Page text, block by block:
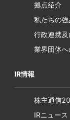
拠点紹介
私たちの強
行政連携
業界団体へ
IR情報
株主通信
IRニュース